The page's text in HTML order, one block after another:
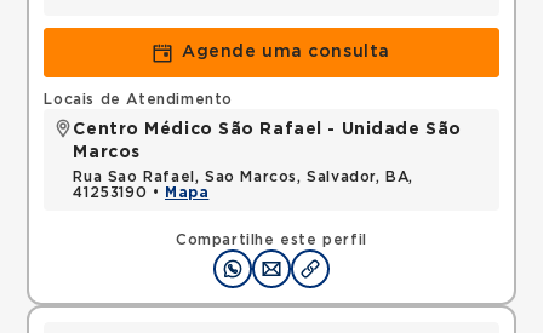
Agende uma consulta
Compartilhe este perfil
Locais de Atendimento
Centro Médico São Rafael - Unidade São
Marcos
Rua Sao Rafael, Sao Marcos, Salvador, BA,
41253190 •
Mapa